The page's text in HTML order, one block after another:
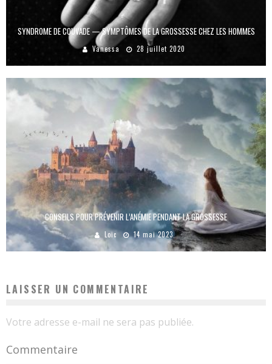
SYNDROME DE COUVADE — SYMPTÔMES DE LA GROSSESSE CHEZ LES HOMMES
Vanessa 28 juillet 2020
CONSEILS POUR PRÉVENIR L’ANÉMIE PENDANT LA GROSSESSE
Loic 14 mai 2023
LAISSER UN COMMENTAIRE
Votre adresse e-mail ne sera pas publiée.
Commentaire